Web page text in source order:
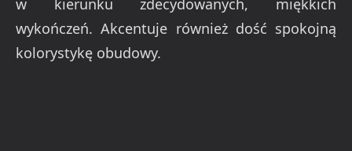
w kierunku zdecydowanych, miękkich
wykończeń. Akcentuje również dość spokojną
kolorystykę obudowy.